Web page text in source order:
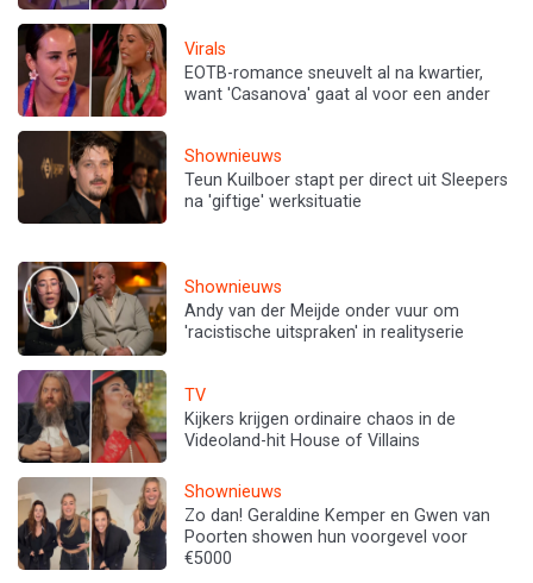
Virals
EOTB-romance sneuvelt al na kwartier,
want 'Casanova' gaat al voor een ander
Shownieuws
Teun Kuilboer stapt per direct uit Sleepers
na 'giftige' werksituatie
Shownieuws
Andy van der Meijde onder vuur om
'racistische uitspraken' in realityserie
TV
Kijkers krijgen ordinaire chaos in de
Videoland-hit House of Villains
Shownieuws
Zo dan! Geraldine Kemper en Gwen van
Poorten showen hun voorgevel voor
€5000